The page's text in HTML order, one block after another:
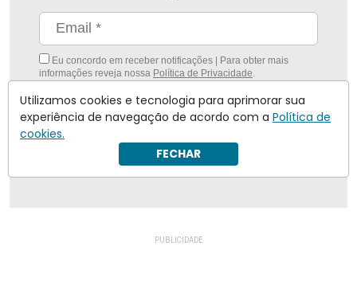
Eu concordo em receber notificações | Para obter mais
informações reveja nossa Política de Privacidade.
Enviar
Inscreva-se
Utilizamos cookies e tecnologia para aprimorar sua
experiência de navegação de acordo com a Política de
cookies.
FECHAR